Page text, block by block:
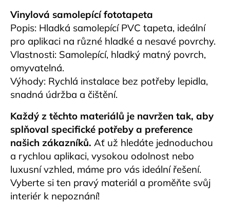
Vinylová samolepící fototapeta
Popis: Hladká samolepící PVC tapeta, ideální
pro aplikaci na různé hladké a nesavé povrchy.
Vlastnosti: Samolepící, hladký matný povrch,
omyvatelná.
Výhody: Rychlá instalace bez potřeby lepidla,
snadná údržba a čištění.
Každý z těchto materiálů je navržen tak, aby
splňoval specifické potřeby a preference
našich zákazníků. Ať už hledáte jednoduchou
a rychlou aplikaci, vysokou odolnost nebo
luxusní vzhled, máme pro vás ideální řešení.
Vyberte si ten pravý materiál a proměňte svůj
interiér k nepoznání!